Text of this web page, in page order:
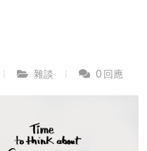
雜談 0 回應